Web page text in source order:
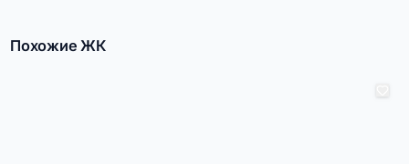
Похожие ЖК